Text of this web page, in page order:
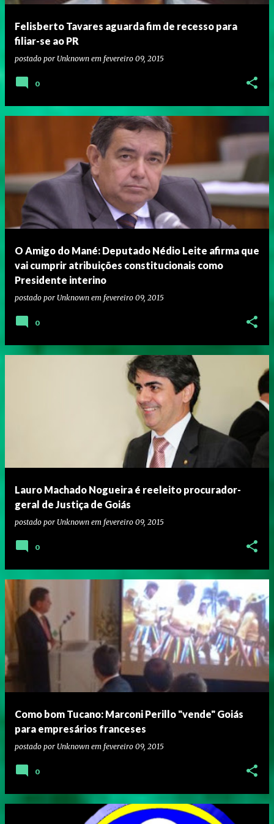
Felisberto Tavares aguarda fim de recesso para
filiar-se ao PR
postado por Unknown em fevereiro 09, 2015
0
O Amigo do Mané: Deputado Nédio Leite afirma que
vai cumprir atribuições constitucionais como
Presidente interino
postado por Unknown em fevereiro 09, 2015
0
Lauro Machado Nogueira é reeleito procurador-
geral de Justiça de Goiás
postado por Unknown em fevereiro 09, 2015
0
Como bom Tucano: Marconi Perillo "vende" Goiás
para empresários franceses
postado por Unknown em fevereiro 09, 2015
0